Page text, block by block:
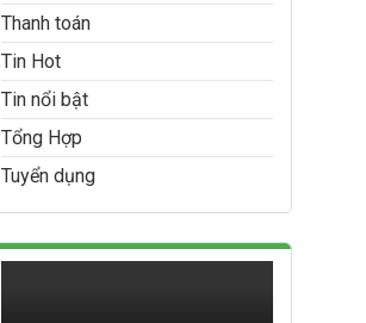
Thanh toán
Tin Hot
Tin nổi bật
Tổng Hợp
Tuyển dụng